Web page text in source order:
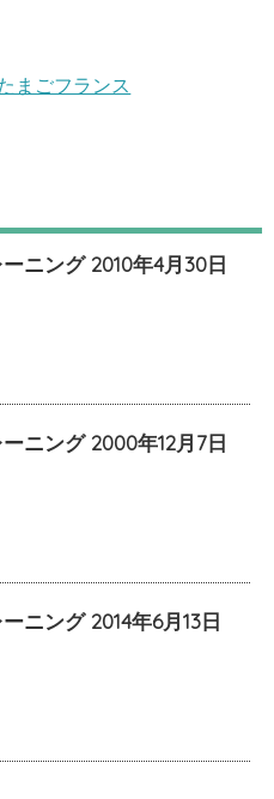
まごフランス
ニング 2010年4月30日
ニング 2000年12月7日
ニング 2014年6月13日